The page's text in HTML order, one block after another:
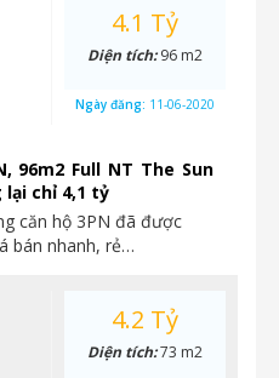
96m2 Full NT The Sun
chỉ 4,1 tỷ
căn hộ 3PN đã được
bán nhanh, rẻ…
4.1 Tỷ
Diện tích:96 m2
Ngày đăng: 11-06-2020
4.2 Tỷ
Diện tích:73 m2